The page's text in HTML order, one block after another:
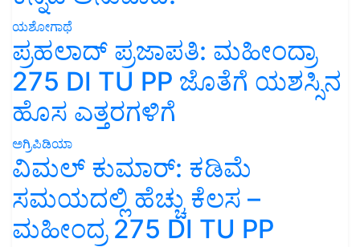
ಯಶೋಗಾಥೆ
ಪ್ರಹಲಾದ್ ಪ್ರಜಾಪತಿ: ಮಹೀಂದ್ರಾ
275 DI TU PP ಜೊತೆಗೆ ಯಶಸ್ಸಿನ
ಹೊಸ ಎತ್ತರಗಳಿಗೆ
ಅಗ್ರಿಪಿಡಿಯಾ
ವಿಮಲ್ ಕುಮಾರ್: ಕಡಿಮೆ
ಸಮಯದಲ್ಲಿ ಹೆಚ್ಚು ಕೆಲಸ –
ಮಹೀಂದ್ರ 275 DI TU PP